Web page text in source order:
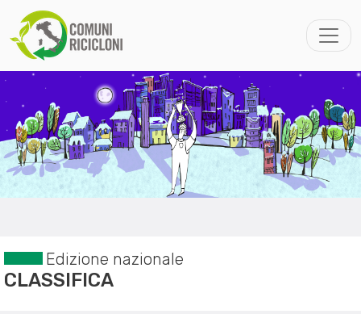
Edizione nazionale
CLASSIFICA